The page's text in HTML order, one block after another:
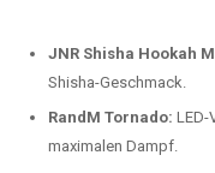
JNR Shisha Hookah
Shisha-Geschmack.
RandM Tornado:
maximalen Dampf.